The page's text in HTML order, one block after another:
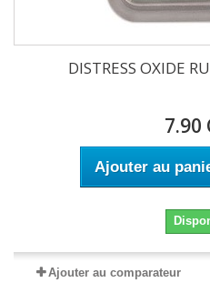
DISTRESS OXIDE
7.90
Ajouter au
Ajouter au comparateur